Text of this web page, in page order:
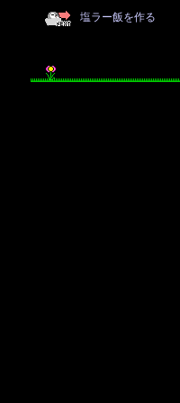
塩ラー飯を作る